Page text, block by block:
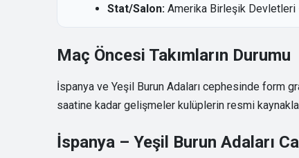
Stat/Salon: Amerika Birleşik
Maç Öncesi Takımların Durumu
İspanya ve Yeşil Burun Adaları cephesinde form
saatine kadar gelişmeler kulüplerin resmi
İspanya – Yeşil Burun Adaları